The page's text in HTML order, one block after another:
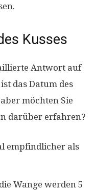
Kusses
Antwort auf
das Datum des
möchten Sie
darüber erfahren?
empfindlicher als
Wange werden 5